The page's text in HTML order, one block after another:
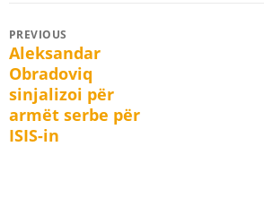
Post
navigation
PREVIOUS
Previous
post:
Aleksandar
Obradoviq
sinjalizoi për
armët serbe për
ISIS-in